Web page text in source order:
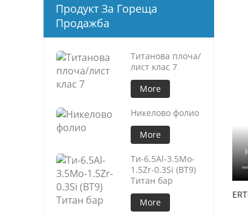
Продукт За Гореща
Продажба
Титанова плоча/
лист клас 7
More
Никелово фолио
More
Ти-6.5Al-3.5Mo-
1.5Zr-0.3Si (BT9)
Титан бар
More